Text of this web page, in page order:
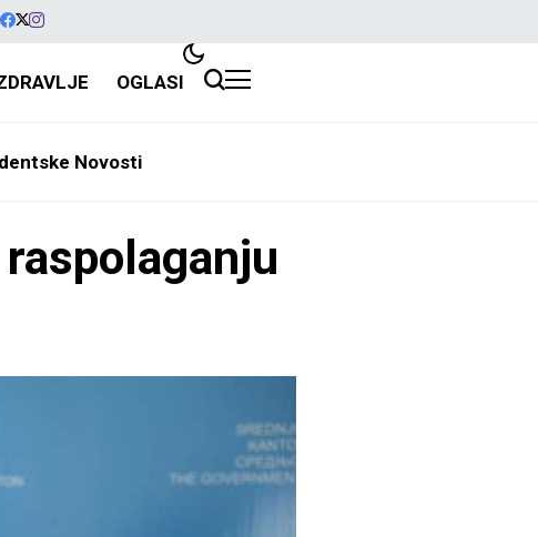
OGLASI
Novosti